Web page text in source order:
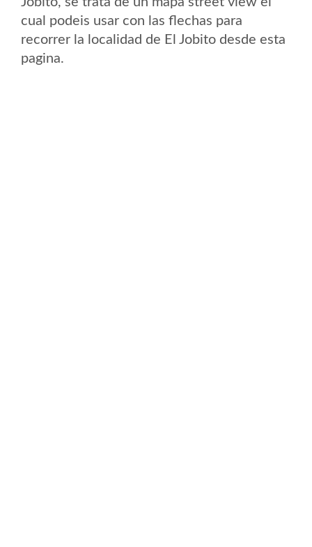
cual podeis usar con las flechas para
recorrer la localidad de El Jobito desde esta
pagina.